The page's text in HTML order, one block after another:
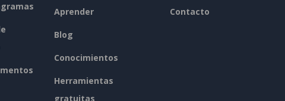
Aprender
Blog
Conocimientos
Herramientas
gratuitas
Contacto